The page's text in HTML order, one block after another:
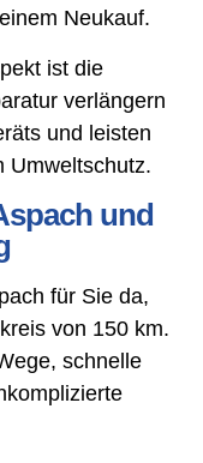
Neukauf.
ist die
verlängern
und leisten
Umweltschutz.
und
für Sie da,
von 150 km.
schnelle